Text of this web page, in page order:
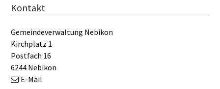
FOOTER
Kontakt
Gemeindeverwaltung Nebikon
Kirchplatz 1
Postfach 16
6244 Nebikon
E-Mail